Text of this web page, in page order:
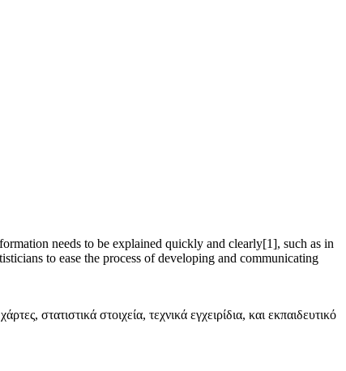
needs to be explained quickly and clearly[1], such as in
to ease the process of developing and communicating
στατιστικά στοιχεία, τεχνικά εγχειρίδια, και εκπαιδευτικό